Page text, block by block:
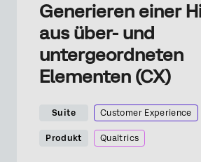
Generieren einer
aus über- und
untergeordneten
Elementen (CX)
Suite Customer Experience
Produkt Qualtrics